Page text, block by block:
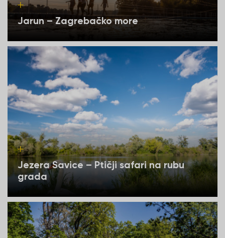
Jarun – Zagrebačko more
Jezera Savice – Ptičji safari na rubu
grada